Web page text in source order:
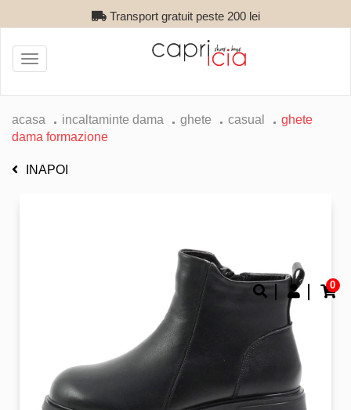
Transport gratuit peste 200 lei
0
Toggle
navigation
acasa incaltaminte dama ghete casual
ghete
dama formazione
INAPOI